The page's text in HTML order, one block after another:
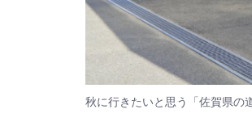
秋に行きたいと思う「佐賀県の